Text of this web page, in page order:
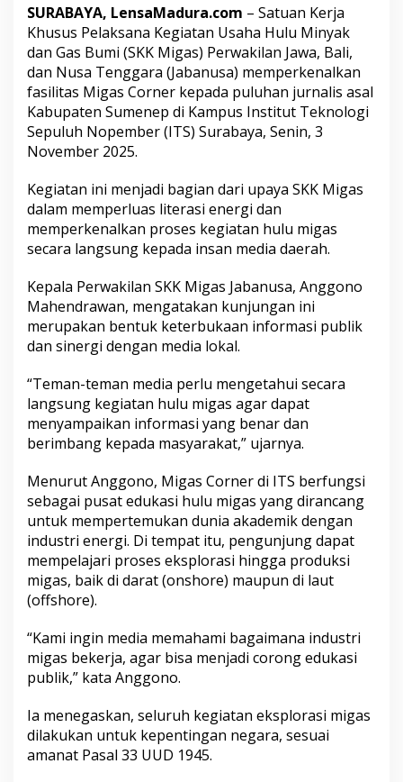
u
m
e
n
e
p
K
e
n
i
M
i
g
a
C
o
r
n
e
I
T
S
S
u
a
b
a
y
a
SURABAYA, LensaMadura.com – Satuan Kerja
Khusus Pelaksana Kegiatan Usaha Hulu Minyak
dan Gas Bumi (SKK Migas) Perwakilan Jawa, Bali,
dan Nusa Tenggara (Jabanusa) memperkenalkan
fasilitas Migas Corner kepada puluhan jurnalis asal
Kabupaten Sumenep di Kampus Institut Teknologi
Sepuluh Nopember (ITS) Surabaya, Senin, 3
November 2025.
Kegiatan ini menjadi bagian dari upaya SKK Migas
dalam memperluas literasi energi dan
memperkenalkan proses kegiatan hulu migas
secara langsung kepada insan media daerah.
Kepala Perwakilan SKK Migas Jabanusa, Anggono
Mahendrawan, mengatakan kunjungan ini
merupakan bentuk keterbukaan informasi publik
dan sinergi dengan media lokal.
“Teman-teman media perlu mengetahui secara
langsung kegiatan hulu migas agar dapat
menyampaikan informasi yang benar dan
berimbang kepada masyarakat,” ujarnya.
Menurut Anggono, Migas Corner di ITS berfungsi
sebagai pusat edukasi hulu migas yang dirancang
untuk mempertemukan dunia akademik dengan
industri energi. Di tempat itu, pengunjung dapat
mempelajari proses eksplorasi hingga produksi
migas, baik di darat (onshore) maupun di laut
(offshore).
“Kami ingin media memahami bagaimana industri
migas bekerja, agar bisa menjadi corong edukasi
publik,” kata Anggono.
Ia menegaskan, seluruh kegiatan eksplorasi migas
dilakukan untuk kepentingan negara, sesuai
amanat Pasal 33 UUD 1945.